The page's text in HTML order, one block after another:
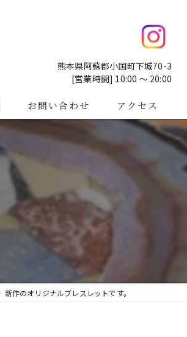
熊本県阿蘇郡小国町下城70-3
[営業時間] 10:00 ～ 20:00
お問い合わせ アクセス
新作のオリジナルブレスレットです。